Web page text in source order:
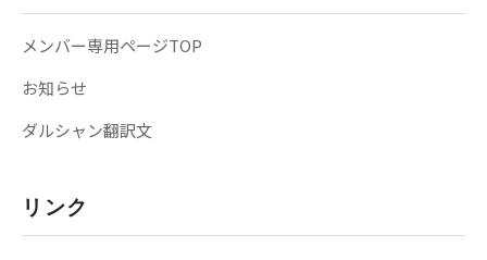
メンバー専用ページTOP
お知らせ
ダルシャン翻訳文
リンク